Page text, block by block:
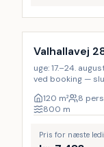
Valhallavej
uge: 17.–24.
ved booking —
120 m² 8
800 m
Pris for næste